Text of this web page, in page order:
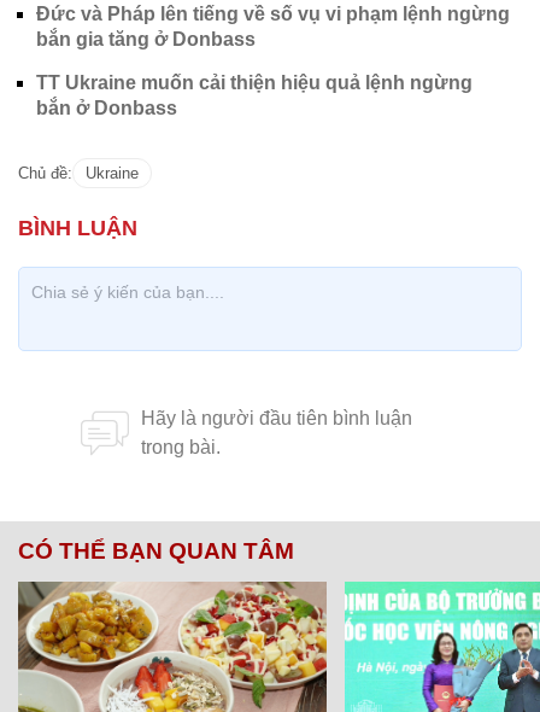
Đức và Pháp lên tiếng về số vụ vi phạm lệnh ngừng
bắn gia tăng ở Donbass
TT Ukraine muốn cải thiện hiệu quả lệnh ngừng
bắn ở Donbass
Chủ đề: Ukraine
CÓ THỂ BẠN QUAN TÂM